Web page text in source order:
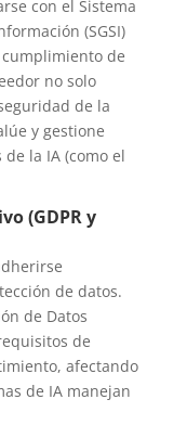
con el Sistema
(SGSI)
cumplimiento de
no solo
de la
y gestione
la IA (como el
(GDPR y
de datos.
de Datos
de
afectando
de IA manejan